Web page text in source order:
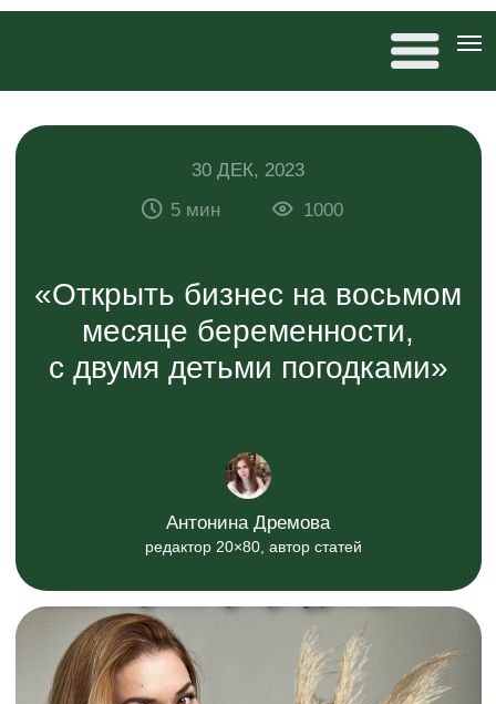
«Открыть бизнес на восьмом
Антонина Дремова